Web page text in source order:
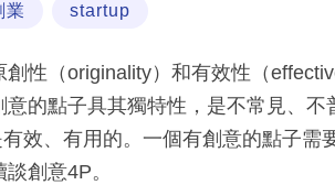
業 startup
性（originality）和有效性（
意的點子具其獨特性，是不常見、
效、有用的。一個有創意的點子
創意4P。